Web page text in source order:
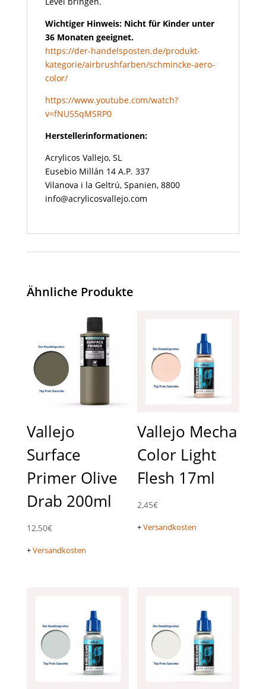
Wichtiger Hinweis: Nicht für Kinder unter
36 Monaten geeignet.
https://der-handelsposten.de/produkt-
kategorie/airbrushfarben/schmincke-aero-
color/
https://www.youtube.com/watch?
v=fNU55qMSRP0
Herstellerinformationen:
Acrylicos Vallejo, SL
Eusebio Millán 14 A.P. 337
Vilanova i la Geltrú, Spanien, 8800
info@acrylicosvallejo.com
Ähnliche Produkte
Vallejo
Surface
Primer Olive
Drab 200ml
12,50€
+Versandkosten
Vallejo Mecha
Color Light
Flesh 17ml
2,45€
+Versandkosten